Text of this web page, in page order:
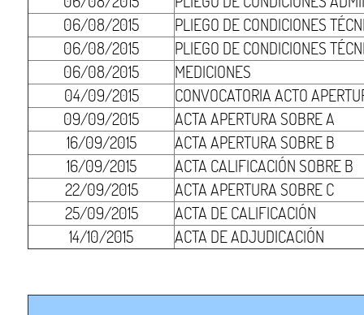
06/08/2015
PLIEGO DE CONDICIONES
06/08/2015
PLIEGO DE CONDICIONES
06/08/2015
MEDICIONES
04/09/2015
CONVOCATORIA ACTO
09/09/2015
ACTA APERTURA SOBRE A
16/09/2015
ACTA APERTURA SOBRE B
16/09/2015
ACTA CALIFICACIÓN SOBRE B
22/09/2015
ACTA APERTURA SOBRE C
25/09/2015
ACTA DE CALIFICACIÓN
14/10/2015
ACTA DE ADJUDICACIÓN